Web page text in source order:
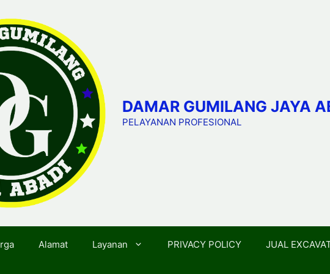
DAMAR GUMILANG JAYA
PELAYANAN PROFESIONAL
Alamat Layanan PRIVACY POLICY JUAL